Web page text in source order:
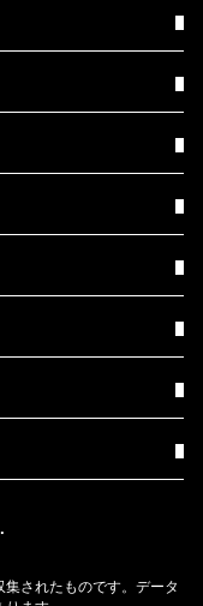
されたものです。データ